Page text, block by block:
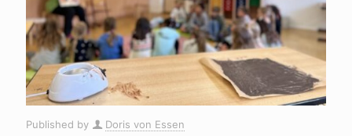
Published by Doris von Essen